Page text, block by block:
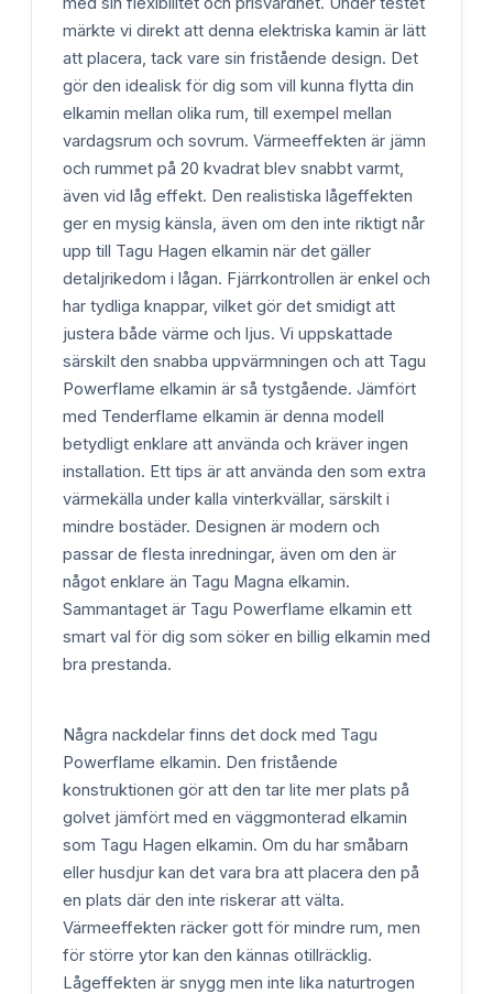
märkte vi direkt att denna elektriska kamin är lätt
att placera, tack vare sin fristående design. Det
gör den idealisk för dig som vill kunna flytta din
elkamin mellan olika rum, till exempel mellan
vardagsrum och sovrum. Värmeeffekten är jämn
och rummet på 20 kvadrat blev snabbt varmt,
även vid låg effekt. Den realistiska lågeffekten
ger en mysig känsla, även om den inte riktigt når
upp till Tagu Hagen elkamin när det gäller
detaljrikedom i lågan. Fjärrkontrollen är enkel och
har tydliga knappar, vilket gör det smidigt att
justera både värme och ljus. Vi uppskattade
särskilt den snabba uppvärmningen och att Tagu
Powerflame elkamin är så tystgående. Jämfört
med Tenderflame elkamin är denna modell
betydligt enklare att använda och kräver ingen
installation. Ett tips är att använda den som extra
värmekälla under kalla vinterkvällar, särskilt i
mindre bostäder. Designen är modern och
passar de flesta inredningar, även om den är
något enklare än Tagu Magna elkamin.
Sammantaget är Tagu Powerflame elkamin ett
smart val för dig som söker en billig elkamin med
bra prestanda.
Några nackdelar finns det dock med Tagu
Powerflame elkamin. Den fristående
konstruktionen gör att den tar lite mer plats på
golvet jämfört med en väggmonterad elkamin
som Tagu Hagen elkamin. Om du har småbarn
eller husdjur kan det vara bra att placera den på
en plats där den inte riskerar att välta.
Värmeeffekten räcker gott för mindre rum, men
för större ytor kan den kännas otillräcklig.
Lågeffekten är snygg men inte lika naturtrogen